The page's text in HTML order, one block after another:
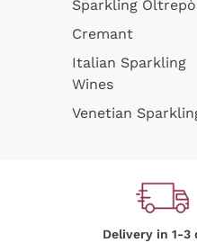
Sparkling Oltrepò
Cremant
Italian Sparkling
Wines
Venetian
Delivery in 1-3